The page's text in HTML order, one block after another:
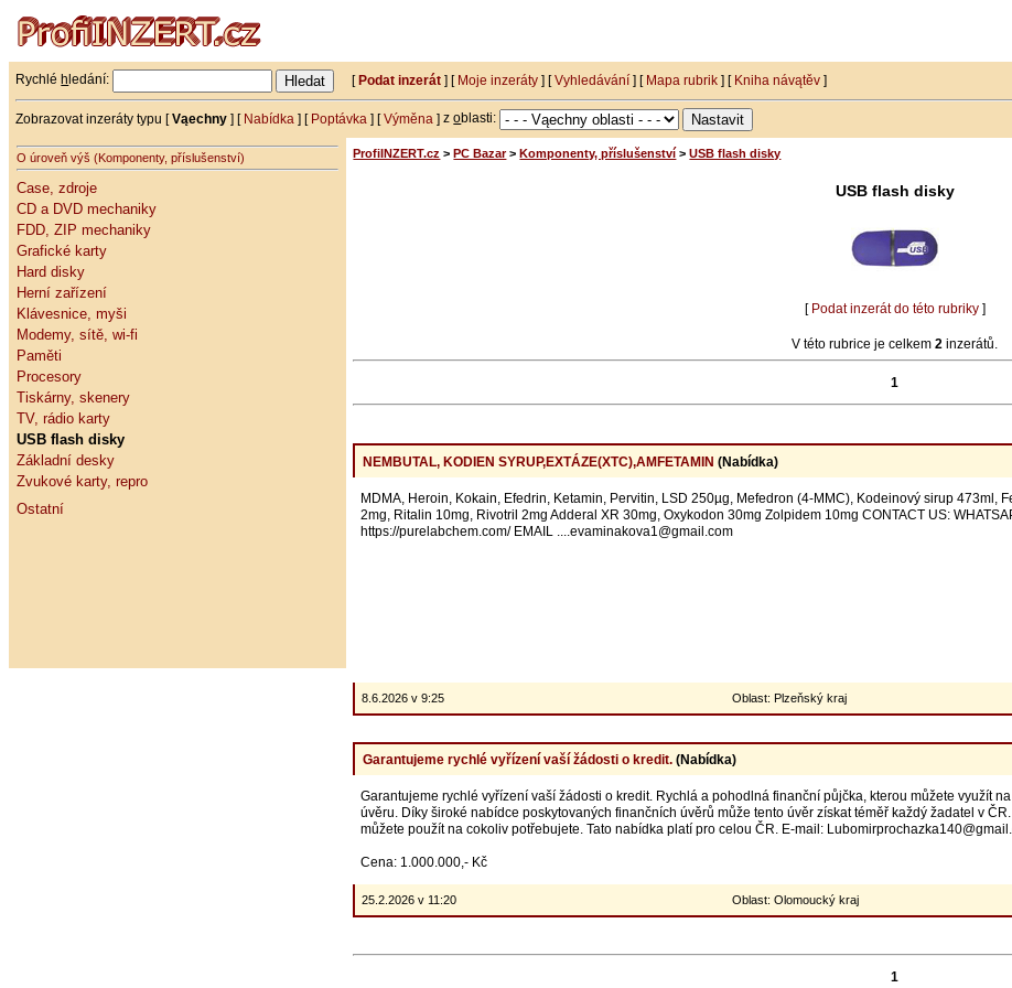
Rychlé h ledání: [Podat inzerát ] [ Moje inzeráty ] [Vyhledávání ] [ Mapa rubrik ] [ Kniha návątěv ]
Zobrazovat inzeráty typu [Vąechny ] [ Nabídka ] [ Poptávka ] [Výměna ]zoblasti:
O úroveň výš (Komponenty, příslušenství)
Case, zdroje
CD a DVD mechaniky
FDD, ZIP mechaniky
Grafické karty
Hard disky
Herní zařízení
Klávesnice, myši
Modemy, sítě, wi-fi
Paměti
Procesory
Tiskárny, skenery
TV, rádio karty
USB flash disky
Základní desky
Zvukové karty, repro
Ostatní
ProfiINZERT.cz > PC Bazar> Komponenty, příslušenství >USB flash disky
USB flash disky
[ Podat inzerát do této rubriky]
V této rubrice je celkem2 inzerátů.
1
NEMBUTAL, KODIEN SYRUP,EXTÁZE(XTC),AMFETAMIN (Nabídka)
MDMA, Heroin, Kokain, Efedrin, Ketamin, Pervitin, LSD 250µg, Mefedron (4-MMC), Kodeinový sirup 473ml,
2mg, Ritalin 10mg, Rivotril 2mg Adderal XR 30mg, Oxykodon 30mg Zolpidem 10mg CONTACT US:
https://purelabchem.com/ EMAIL ....evaminakova1@gmail.com
8.6.2026 v 9:25 Oblast: Plzeňský kraj
Garantujeme rychlé vyřízení vaší žádosti o kredit.(Nabídka)
Garantujeme rychlé vyřízení vaší žádosti o kredit. Rychlá a pohodlná finanční půjčka, kterou můžete využít
úvěru. Díky široké nabídce poskytovaných finančních úvěrů může tento úvěr získat téměř každý žadatel v
můžete použít na cokoliv potřebujete. Tato nabídka platí pro celou ČR. E-mail:
Cena: 1.000.000,- Kč
25.2.2026 v 11:20 Oblast: Olomoucký kraj
1